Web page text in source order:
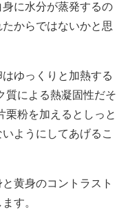
に水分が蒸発するの
からではないかと思
ゆっくりと加熱する
質による熱凝固性だそ
栗粉を加えるとしっと
ようにしてあげるこ
黄身のコントラスト
す。